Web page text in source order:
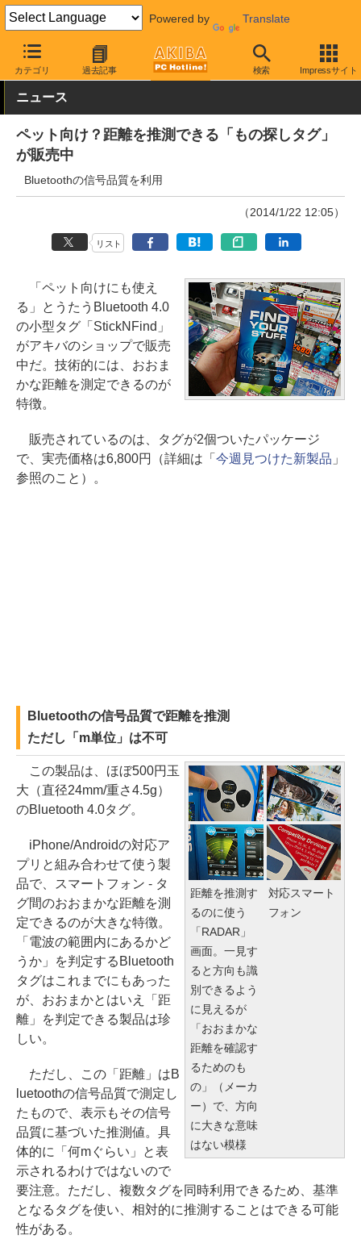
Powered by Translate
カテゴリ 過去記事 検索 Impressサイト
AKIBA PC Hotline! モバイル スマホアクセサリ Bluetooth対応
ニュース
ペット向け？距離を推測できる「もの探しタグ」
が販売中
Bluetoothの信号品質を利用
（2014/1/22 12:05）
リスト
「ペット向けにも使え
る」とうたうBluetooth 4.0
の小型タグ「StickNFind」
がアキバのショップで販売
中だ。技術的には、おおま
かな距離を測定できるのが
特徴。
販売されているのは、タグが2個ついたパッケージ
で、実売価格は6,800円（詳細は「 今週見つけた新製品 」
参照のこと）。
Bluetoothの信号品質で距離を推測
ただし「m単位」は不可
距離を推測す
るのに使う
「RADAR」
画面。一見す
ると方向も識
別できるよう
に見えるが
「おおまかな
距離を確認す
るためのも
の」（メーカ
ー）で、方向
に大きな意味
はない模様
対応スマート
フォン
この製品は、ほぼ500円玉
大（直径24mm/重さ4.5g）
のBluetooth 4.0タグ。
iPhone/Androidの対応ア
プリと組み合わせて使う製
品で、スマートフォン - タ
グ間のおおまかな距離を測
定できるのが大きな特徴。
「電波の範囲内にあるかど
うか」を判定するBluetooth
タグはこれまでにもあった
が、おおまかとはいえ「距
離」を判定できる製品は珍
しい。
ただし、この「距離」はB
luetoothの信号品質で測定し
たもので、表示もその信号
品質に基づいた推測値。具
体的に「何mぐらい」と表
示されるわけではないので
要注意。ただし、複数タグを同時利用できるため、基準
となるタグを使い、相対的に推測することはできる可能
性がある。